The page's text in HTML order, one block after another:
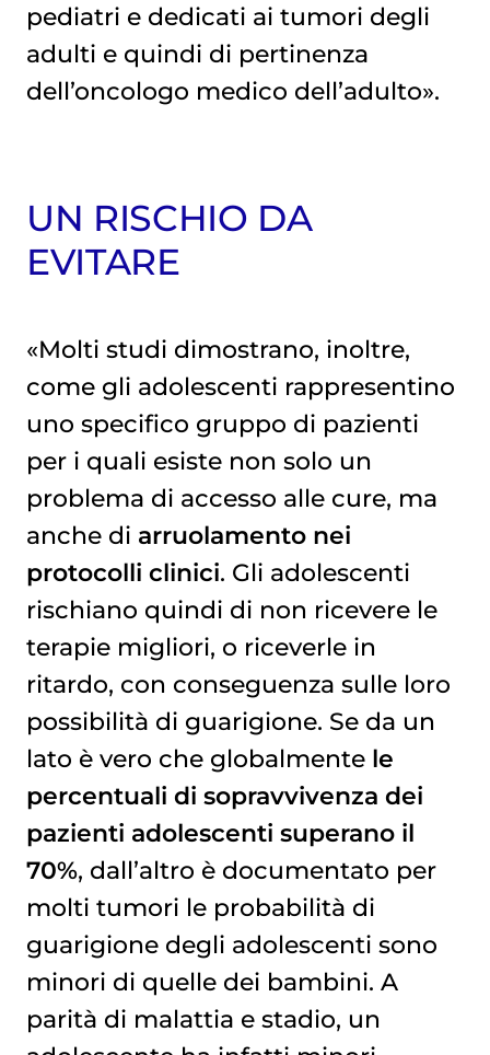
pediatri e dedicati ai tumori degli
adulti e quindi di pertinenza
dell’oncologo medico dell’adulto».
UN RISCHIO DA
EVITARE
«Molti studi dimostrano, inoltre,
come gli adolescenti rappresentino
uno specifico gruppo di pazienti
per i quali esiste non solo un
problema di accesso alle cure, ma
anche di arruolamento nei
protocolli clinici. Gli adolescenti
rischiano quindi di non ricevere le
terapie migliori, o riceverle in
ritardo, con conseguenza sulle loro
possibilità di guarigione. Se da un
lato è vero che globalmentele
percentuali di sopravvivenza dei
pazienti adolescenti superano il
70%, dall’altro è documentato per
molti tumori le probabilità di
guarigione degli adolescenti sono
minori di quelle dei bambini. A
parità di malattia e stadio, un